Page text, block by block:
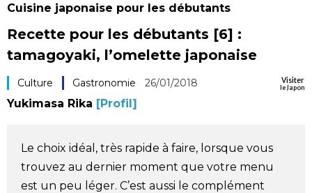
Русский
Économie
Société
Culture
Gastronomie
Cuisine japonaise pour les débutants
Recette pour les débutants [6] :
tamagoyaki, l’omelette japonaise
Visiter
le Japon
Culture Gastronomie 26/01/2018
Yukimasa Rika [Profil]
Le choix idéal, très rapide à faire, lorsque vous
trouvez au dernier moment que votre menu
est un peu léger. C’est aussi le complément